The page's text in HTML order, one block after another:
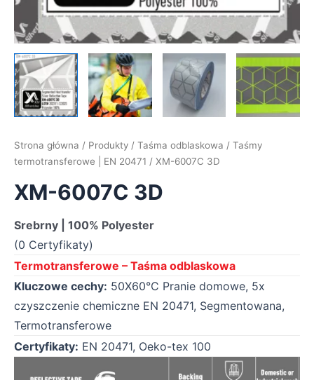
Strona główna / Produkty / Taśma odblaskowa / Taśmy
termotransferowe | EN 20471 / XM-6007C 3D
XM-6007C 3D
Srebrny | 100% Polyester
(0 Certyfikaty)
Termotransferowe – Taśma odblaskowa
Kluczowe cechy: 50X60°C Pranie domowe, 5x
czyszczenie chemiczne EN 20471, Segmentowana,
Termotransferowe
Certyfikaty: EN 20471, Oeko-tex 100